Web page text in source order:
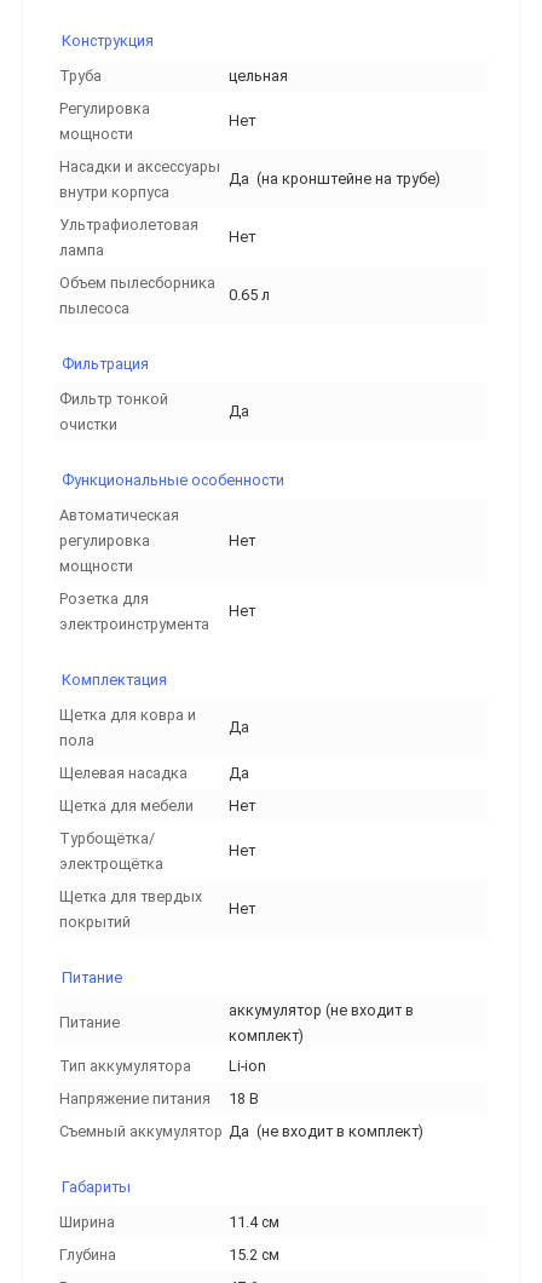
Конструкция
Труба
цельная
Регулировка
мощности
Нет
Насадки и аксессуары
внутри корпуса
Да (на кронштейне на трубе)
Ультрафиолетовая
лампа
Нет
Объем пылесборника
пылесоса
0.65 л
Фильтрация
Фильтр тонкой
очистки
Да
Функциональные особенности
Автоматическая
регулировка
мощности
Нет
Розетка для
электроинструмента
Нет
Комплектация
Щетка для ковра и
пола
Да
Щелевая насадка
Да
Щетка для мебели
Нет
Турбощётка/
электрощётка
Нет
Щетка для твердых
покрытий
Нет
Питание
Питание
аккумулятор (не входит в
комплект)
Тип аккумулятора
Li-ion
Напряжение питания
18 В
Съемный аккумулятор Да (не входит в комплект)
Габариты
Ширина
11.4 см
Глубина
15.2 см